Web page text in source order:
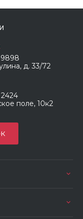
9898
д. 33/72
2424
поле, 10к2